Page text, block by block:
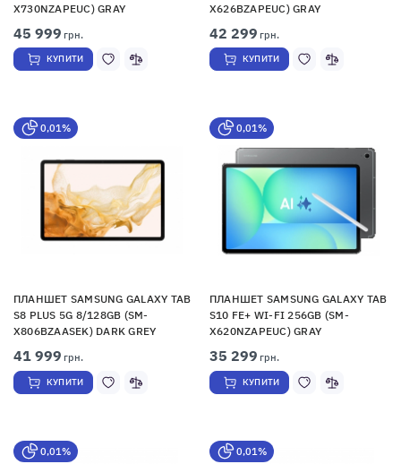
X730NZAPEUC) GRAY
45 999 грн.
КУПИТИ
X626BZAPEUC) GRAY
42 299 грн.
КУПИТИ
0,01%
ПЛАНШЕТ SAMSUNG GALAXY TAB
S8 PLUS 5G 8/128GB (SM-
X806BZAASEK) DARK GREY
41 999 грн.
КУПИТИ
0,01%
ПЛАНШЕТ SAMSUNG GALAXY TAB
S10 FE+ WI-FI 256GB (SM-
X620NZAPEUC) GRAY
35 299 грн.
КУПИТИ
0,01% 0,01%